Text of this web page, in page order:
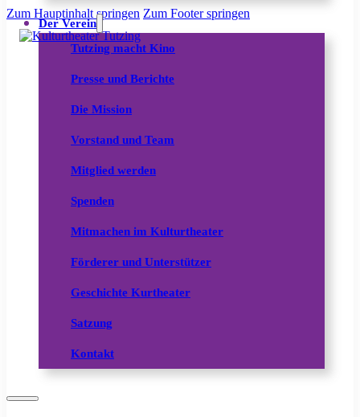
Zum Hauptinhalt springen Zum Footer springen
Der Verein
Tutzing macht Kino
Presse und Berichte
Die Mission
Vorstand und Team
Mitglied werden
Spenden
Mitmachen im Kulturtheater
Förderer und Unterstützer
Geschichte Kurtheater
Satzung
Kontakt